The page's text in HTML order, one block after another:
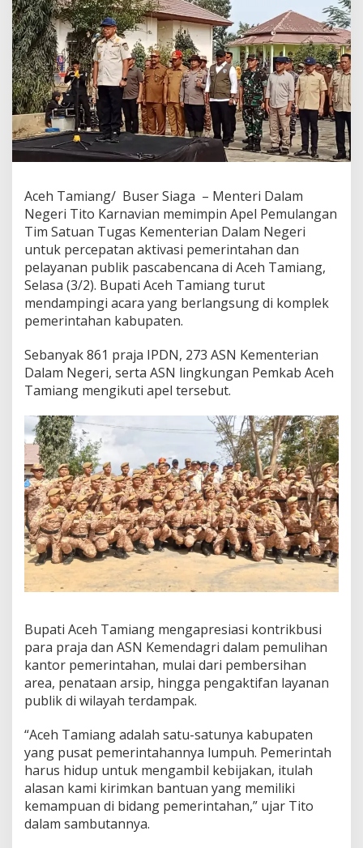
P
e
m
l
a
n
g
a
n
a
g
a
s
P
e
r
c
e
p
a
n
A
k
t
i
a
s
i
P
e
m
e
r
i
n
h
a
n
A
c
T
a
m
i
a
n
Aceh Tamiang/ Buser Siaga – Menteri Dalam
Negeri Tito Karnavian memimpin Apel Pemulangan
Tim Satuan Tugas Kementerian Dalam Negeri
untuk percepatan aktivasi pemerintahan dan
pelayanan publik pascabencana di Aceh Tamiang,
Selasa (3/2). Bupati Aceh Tamiang turut
mendampingi acara yang berlangsung di komplek
pemerintahan kabupaten.
Sebanyak 861 praja IPDN, 273 ASN Kementerian
Dalam Negeri, serta ASN lingkungan Pemkab Aceh
Tamiang mengikuti apel tersebut.
Bupati Aceh Tamiang mengapresiasi kontrikbusi
para praja dan ASN Kemendagri dalam pemulihan
kantor pemerintahan, mulai dari pembersihan
area, penataan arsip, hingga pengaktifan layanan
publik di wilayah terdampak.
“Aceh Tamiang adalah satu-satunya kabupaten
yang pusat pemerintahannya lumpuh. Pemerintah
harus hidup untuk mengambil kebijakan, itulah
alasan kami kirimkan bantuan yang memiliki
kemampuan di bidang pemerintahan,” ujar Tito
dalam sambutannya.